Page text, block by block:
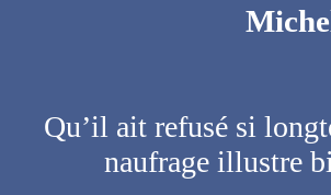
Qu’il ait refusé si
naufrage illustre